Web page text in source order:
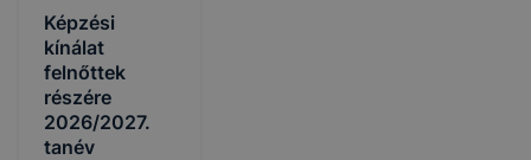
Képzési
kínálat
felnőttek
részére
2026/2027.
tanév